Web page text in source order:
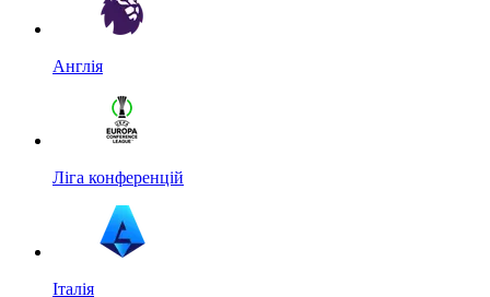
Англія
Ліга конференцій
Італія